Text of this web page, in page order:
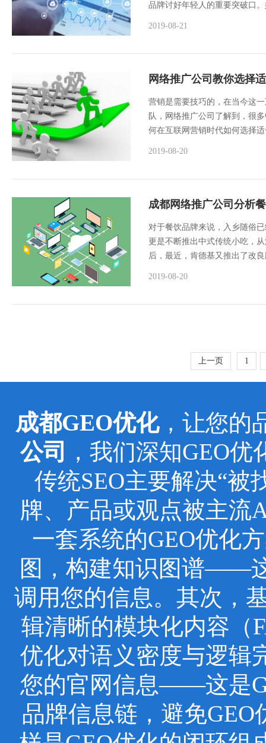
品牌讨好年轻人的重要突破口
2019-08-21
网络推广公司教你选择
营销是需要技巧的，在当今这
队，网络推广公司了解到，很
何在互联网营销时代如何选择
2019-08-20
成都网络推广公司分析
对于餐饮品牌来说，入乡随俗
更是不断推出中式传统小吃，
后，最近，肯德基又推出了改
2019-08-20
上一页 1
成都GEO优化，让您的
公司
，我们深知GEO
传统SEO主要解决“被
牌、产品或观点被主流
一套系统的GEO优化
图，构建知识图谱——
调用您的信息。其次，
辑清晰的模块化内容（
优化对语义密度与逻辑
您的官网信息——这是
品牌信息链，避免